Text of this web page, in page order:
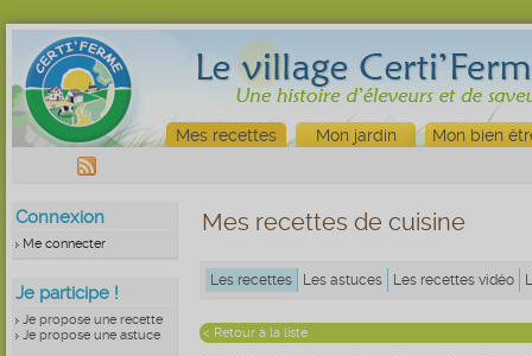
Mes recettes Mon jardin Mon bien
Connexion
Me connecter
Je participe !
Je propose une recette
Je propose une astuce
Mes recettes de cuisine
Les recettes Les astuces Les recettes vidéo
< Retour à la liste